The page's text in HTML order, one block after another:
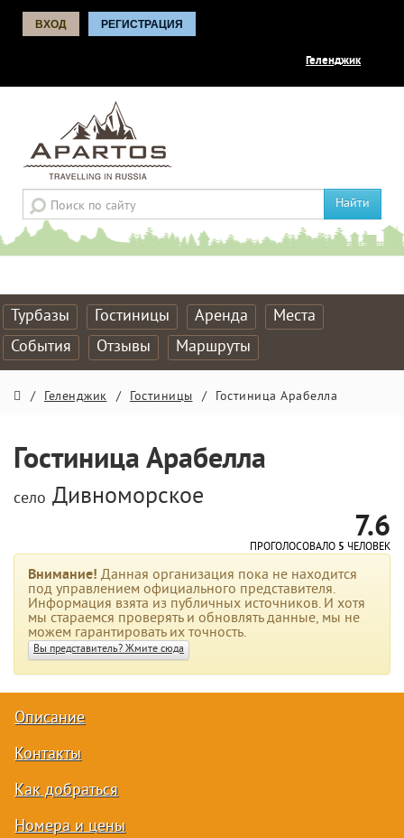
ВХОД РЕГИСТРАЦИЯ
Геленджик
Найти
Турбазы Гостиницы Аренда
Места
События
Отзывы Маршруты
/ Геленджик / Гостиницы / Гостиница Арабелла
Гостиница Арабелла
село Дивноморское
7.6
ПРОГОЛОСОВАЛО 5 ЧЕЛОВЕК
Внимание! Данная организация пока не находится
под управлением официального представителя.
Информация взята из публичных источников. И хотя
мы стараемся проверять и обновлять данные, мы не
можем гарантировать их точность.
Вы представитель? Жмите сюда
Описание
Контакты
Как добраться
Номера и цены